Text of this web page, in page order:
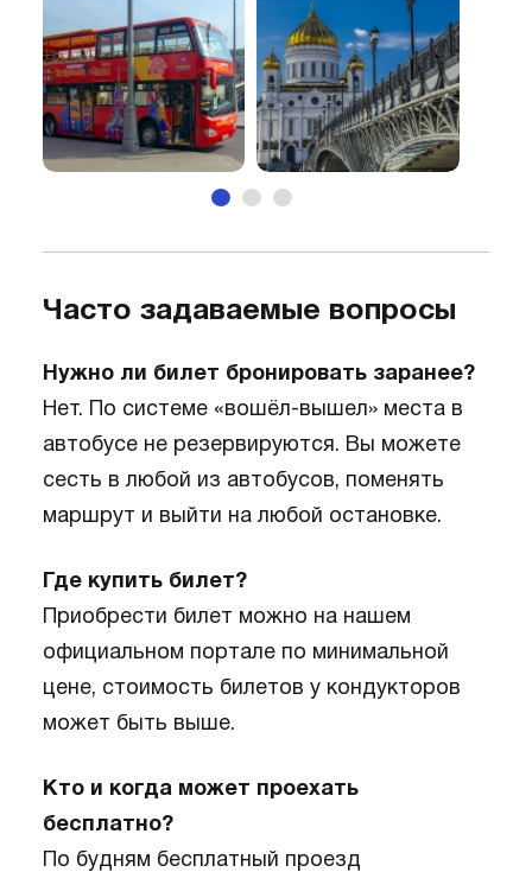
Часто задаваемые вопросы
Нужно ли билет бронировать заранее?
Нет. По системе «вошёл-вышел» места в
автобусе не резервируются. Вы можете
сесть в любой из автобусов, поменять
маршрут и выйти на любой остановке.
Где купить билет?
Приобрести билет можно на нашем
официальном портале по минимальной
цене, стоимость билетов у кондукторов
может быть выше.
Кто и когда может проехать
бесплатно?
По будням бесплатный проезд